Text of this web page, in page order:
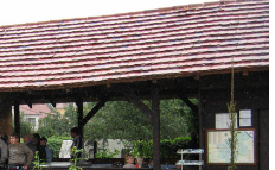
|RSS|Tisk|Nahoru ↑